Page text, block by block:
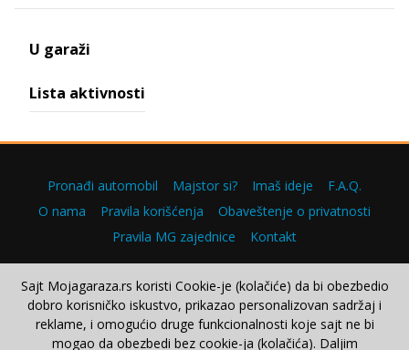
U garaži
Lista aktivnosti
Pronađi automobil Majstor si? Imaš ideje
F.A.Q.
O nama
Pravila korišćenja
Obaveštenje o privatnosti
Pravila MG zajednice
Kontakt
Copyright © 2000–2026.
Sajt Mojagaraza.rs koristi Cookie-je (kolačiće) da bi obezbedio
dobro korisničko iskustvo, prikazao personalizovan sadržaj i
reklame, i omogućio druge funkcionalnosti koje sajt ne bi
mogao da obezbedi bez cookie-ja (kolačića). Daljim